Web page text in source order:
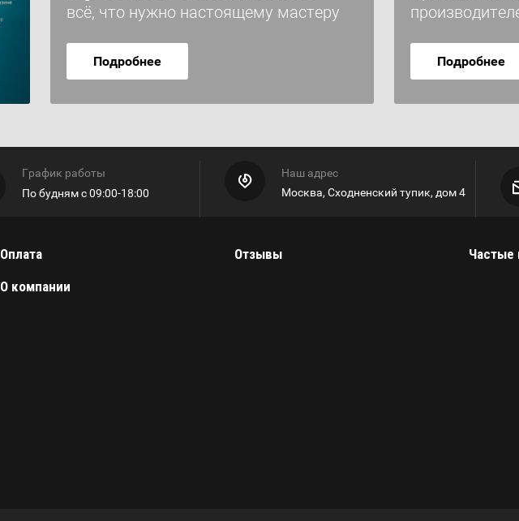
всё, что нужно настоящему мастеру
Подробнее Подробнее
График работы
По будням с 09:00-18:00
Наш адрес
Москва, Сходненский тупик, дом 4
Оплата Отзывы
Частые
О компании